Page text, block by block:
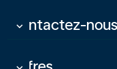
Contactez-nous
keyboard_arrow_down